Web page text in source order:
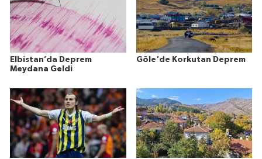
Elbistan’da Deprem
Meydana Geldi
Göle'de Korkutan Deprem